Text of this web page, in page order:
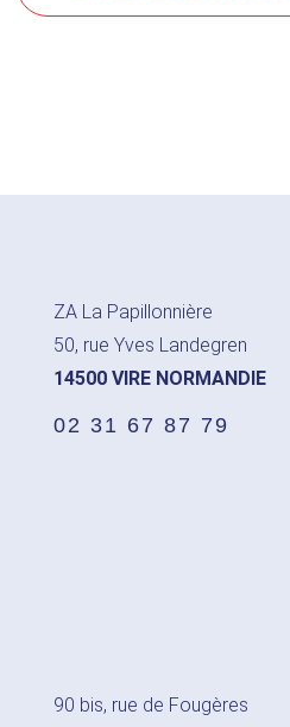
ZA La Papillonnière
50, rue Yves Landegren
14500 VIRE NORMANDIE
02 31 67 87 79
90 bis, rue de Fougères